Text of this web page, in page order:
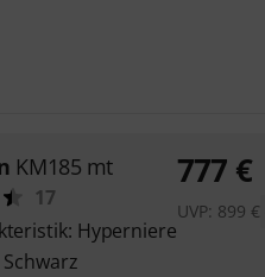
KM185 mt
17
Hyperniere
777 €
UVP: 899 €